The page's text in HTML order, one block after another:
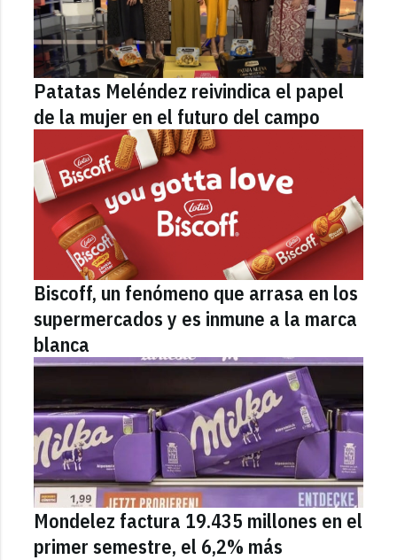
Patatas Meléndez reivindica el papel
de la mujer en el futuro del campo
Biscoff, un fenómeno que arrasa en los
supermercados y es inmune a la marca
blanca
Mondelez factura 19.435 millones en el
primer semestre, el 6,2% más